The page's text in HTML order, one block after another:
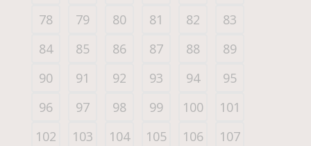
78
79 80 81 82
83
84
85 86 87 88
89
90
91 92 93 94
95
96
97 98 99 100
101
102
103 104 105 106
107